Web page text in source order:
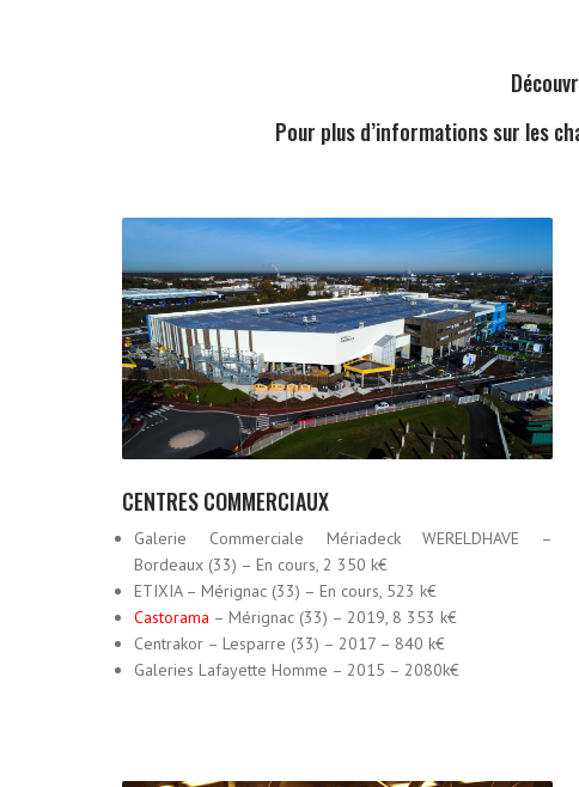
Pour plus d’informations sur les
CENTRES COMMERCIAUX
Galerie Commerciale Mériadeck WERELDHAVE –
Bordeaux (33) – En cours, 2 350 k€
ETIXIA – Mérignac (33) – En cours, 523 k€
Castorama – Mérignac (33) – 2019, 8 353 k€
Centrakor – Lesparre (33) – 2017 – 840 k€
Galeries Lafayette Homme – 2015 – 2080k€